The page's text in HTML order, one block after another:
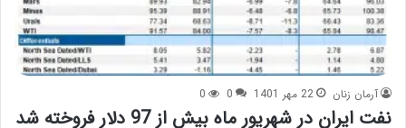
آرمان زنان 22 مهر 1401 0
0
نفت ایران در شهریور ماه بیش از 97 دلار فروخته شد